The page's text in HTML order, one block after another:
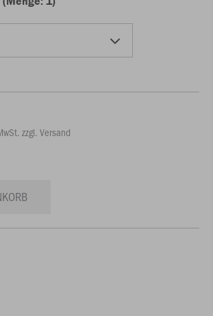
zzgl. Versand